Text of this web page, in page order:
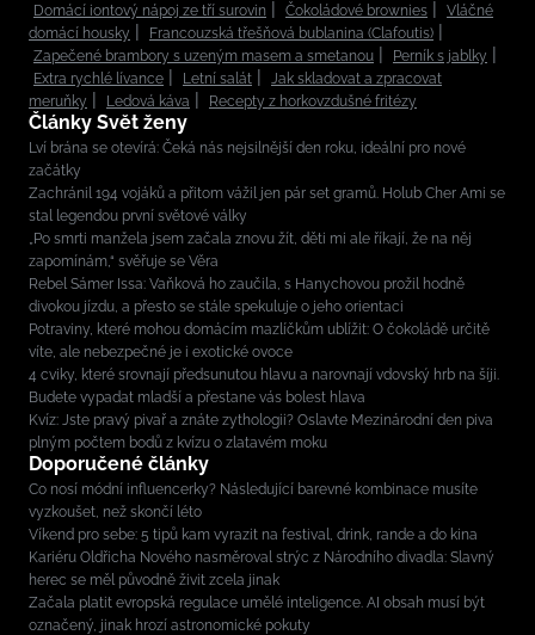
Domácí iontový nápoj ze tří surovin
Čokoládové brownies
Vláčné
domácí housky
Francouzská třešňová bublanina (Clafoutis)
Zapečené brambory s uzeným masem a smetanou
Perník s jablky
Extra rychlé lívance
Letní salát
Jak skladovat a zpracovat
meruňky
Ledová káva Recepty z horkovzdušné fritézy
Články Svět ženy
Lví brána se otevírá: Čeká nás nejsilnější den roku, ideální pro nové
začátky
Zachránil 194 vojáků a přitom vážil jen pár set gramů. Holub Cher Ami se
stal legendou první světové války
„Po smrti manžela jsem začala znovu žít, děti mi ale říkají, že na něj
zapomínám,“ svěřuje se Věra
Rebel Sámer Issa: Vaňková ho zaučila, s Hanychovou prožil hodně
divokou jízdu, a přesto se stále spekuluje o jeho orientaci
Potraviny, které mohou domácím mazlíčkům ublížit: O čokoládě určitě
víte, ale nebezpečné je i exotické ovoce
4 cviky, které srovnají předsunutou hlavu a narovnají vdovský hrb na šíji.
Budete vypadat mladší a přestane vás bolest hlava
Kvíz: Jste pravý pivař a znáte zythologii? Oslavte Mezinárodní den piva
plným počtem bodů z kvízu o zlatavém moku
Doporučené články
Co nosí módní influencerky? Následující barevné kombinace musíte
vyzkoušet, než skončí léto
Víkend pro sebe: 5 tipů kam vyrazit na festival, drink, rande a do kina
Kariéru Oldřicha Nového nasměroval strýc z Národního divadla: Slavný
herec se měl původně živit zcela jinak
Začala platit evropská regulace umělé inteligence. AI obsah musí být
označený, jinak hrozí astronomické pokuty